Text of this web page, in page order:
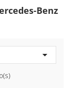
Benz
